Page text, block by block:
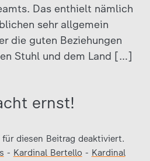
Das enthielt nämlich
sehr allgemein
die guten Beziehungen
Stuhl und dem Land […]
ernst!
diesen Beitrag deaktiviert.
- Kardinal Bertello - Kardinal